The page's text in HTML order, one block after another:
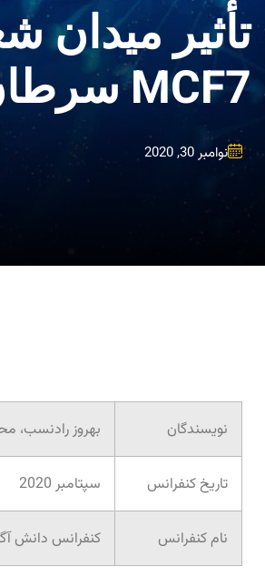
تأثیر
MCF7 سرطان پستان
نوامبر 30, 2020
نویسندگان بهروز رادنسب،
تاریخ کنفرانس سپتامبر 2020
نام کنفرانس کنفرانس دانش آگاهی 2020